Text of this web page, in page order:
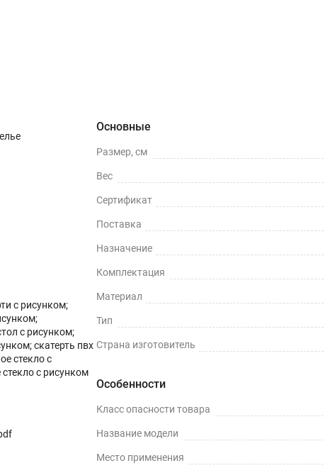
с рисунком;
с рисунком;
скатерть пвх
стекло с
стекло с рисунком
Основные
Размер, см
Вес
Сертификат
Поставка
Назначение
Комплектация
Материал
Тип
Страна изготовитель
Особенности
Класс опасности товара
Название модели
Место применения